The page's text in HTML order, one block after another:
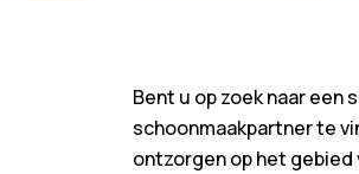
Bent u op zoek naar een
schoonmaakpartner te
ontzorgen op het